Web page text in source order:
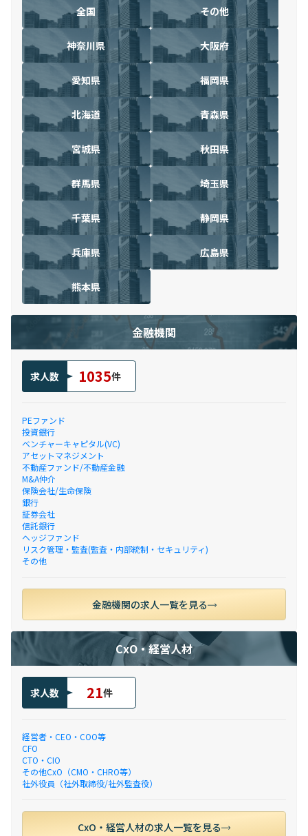
全国 その他
神奈川県 大阪府
愛知県 福岡県
北海道 青森県
宮城県 秋田県
群馬県 埼玉県
千葉県 静岡県
兵庫県 広島県
熊本県
金融機関
求人数 1035件
PEファンド
投資銀行
ベンチャーキャピタル(VC)
アセットマネジメント
不動産ファンド/不動産金融
M&A仲介
保険会社/生命保険
銀行
証券会社
信託銀行
ヘッジファンド
リスク管理・監査(監査・内部統制・セキュリティ)
その他
金融機関の求人一覧を見る
CxO・経営人材
求人数 21件
経営者・CEO・COO等
CFO
CTO・CIO
その他CxO（CMO・CHRO等）
社外役員（社外取締役/社外監査役）
CxO・経営人材の求人一覧を見る